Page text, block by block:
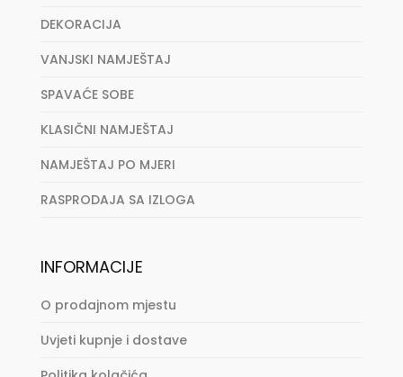
DEKORACIJA
VANJSKI NAMJEŠTAJ
SPAVAĆE SOBE
KLASIČNI NAMJEŠTAJ
NAMJEŠTAJ PO MJERI
RASPRODAJA SA IZLOGA
INFORMACIJE
O prodajnom mjestu
Uvjeti kupnje i dostave